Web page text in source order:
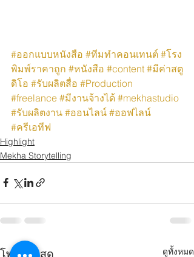
#ออกแบบหนังสือ #ทีมทำคอนเทนต์ #โรง
พิมพ์ราคาถูก #หนังสือ #content #มีค่าสตู
ดิโอ #รับผลิตสื่อ #Production
#freelance #มีงานจ้างได้ #mekhastudio
#รับผลิตงาน #ออนไลน์ #ออฟไลน์
#ครีเอทีฟ
Highlight
Mekha Storytelling
โพสต์ล่าสุด ดูทั้งหมด